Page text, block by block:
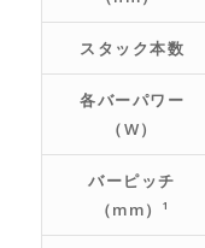
スタック本数
各バーパワー
（W）
バーピッチ
（mm）¹